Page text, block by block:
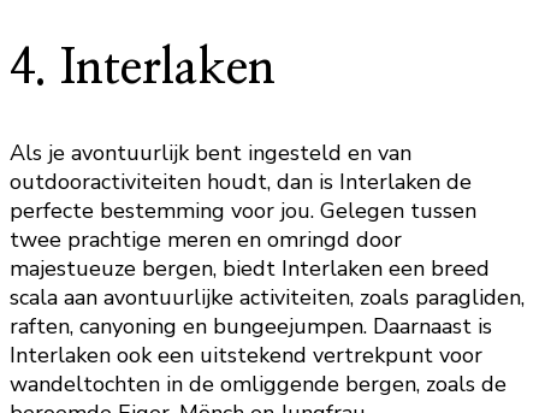
4. Interlaken
Als je avontuurlijk bent ingesteld en van
outdooractiviteiten houdt, dan is Interlaken de
perfecte bestemming voor jou. Gelegen tussen
twee prachtige meren en omringd door
majestueuze bergen, biedt Interlaken een breed
scala aan avontuurlijke activiteiten, zoals paragliden,
raften, canyoning en bungeejumpen. Daarnaast is
Interlaken ook een uitstekend vertrekpunt voor
wandeltochten in de omliggende bergen, zoals de